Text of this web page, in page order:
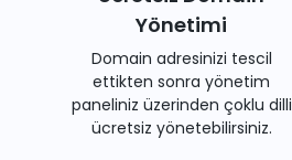
Yönetimi
Domain adresinizi tescil
ettikten sonra yönetim
paneliniz üzerinden çoklu dilli
ücretsiz yönetebilirsiniz.